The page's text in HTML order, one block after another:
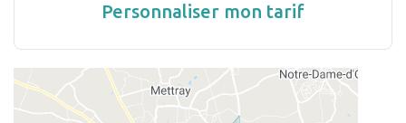
Personnaliser mon tarif